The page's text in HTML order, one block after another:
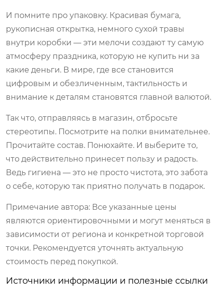
И помните про упаковку. Красивая бумага,
рукописная открытка, немного сухой травы
внутри коробки — эти мелочи создают ту самую
атмосферу праздника, которую не купить ни за
какие деньги. В мире, где все становится
цифровым и обезличенным, тактильность и
внимание к деталям становятся главной валютой.
Так что, отправляясь в магазин, отбросьте
стереотипы. Посмотрите на полки внимательнее.
Прочитайте состав. Понюхайте. И выберите то,
что действительно принесет пользу и радость.
Ведь гигиена — это не просто чистота, это забота
о себе, которую так приятно получать в подарок.
Примечание автора: Все указанные цены
являются ориентировочными и могут меняться в
зависимости от региона и конкретной торговой
точки. Рекомендуется уточнять актуальную
стоимость перед покупкой.
Источники информации и полезные ссылки